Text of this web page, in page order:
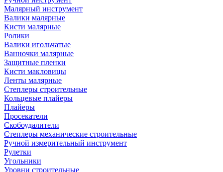
Малярный инструмент
Валики малярные
Кисти малярные
Ролики
Валики игольчатые
Ванночки малярные
Защитные пленки
Кисти макловицы
Ленты малярные
Степлеры строительные
Кольцевые плайеры
Плайеры
Просекатели
Скобоудалители
Степлеры механические строительные
Ручной измерительный инструмент
Рулетки
Угольники
Уровни строительные